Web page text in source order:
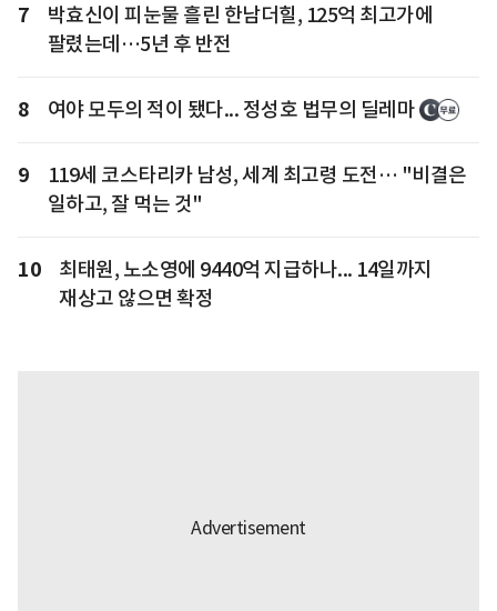
7
박효신이 피눈물 흘린 한남더힐, 125억 최고가에
팔렸는데…5년 후 반전
8 여야 모두의 적이 됐다... 정성호 법무의 딜레마
9
119세 코스타리카 남성, 세계 최고령 도전… "비결은
일하고, 잘 먹는 것"
10
최태원, 노소영에 9440억 지급하나... 14일까지
재상고 않으면 확정